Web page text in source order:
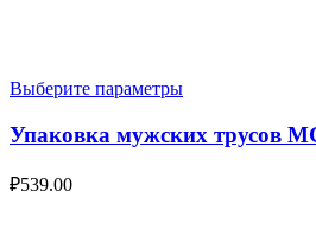
Выберите параметры
Упаковка мужских трусов
₽539.00